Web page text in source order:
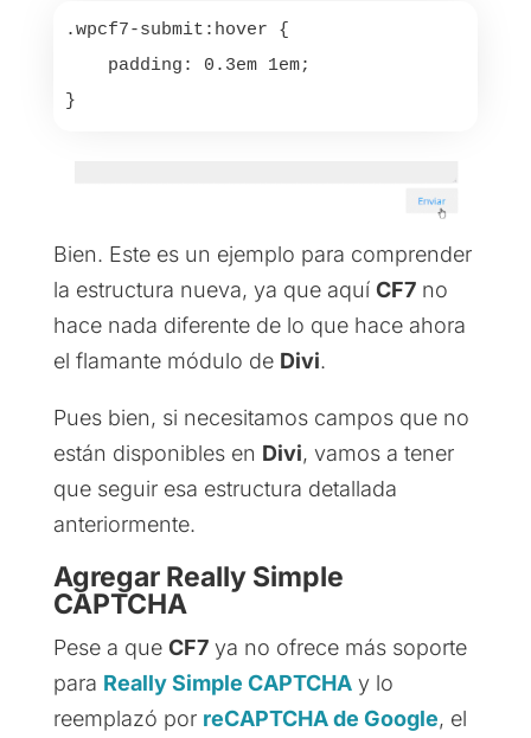
.wpcf7-submit:hover {
padding: 0.3em 1em;
}
Bien. Este es un ejemplo para comprender
la estructura nueva, ya que aquí CF7no
hace nada diferente de lo que hace ahora
el flamante módulo de Divi.
Pues bien, si necesitamos campos que no
están disponibles en Divi, vamos a tener
que seguir esa estructura detallada
anteriormente.
Agregar Really Simple
CAPTCHA
Pese a que CF7ya no ofrece más soporte
para Really Simple CAPTCHAy lo
reemplazó por reCAPTCHA de Google, el